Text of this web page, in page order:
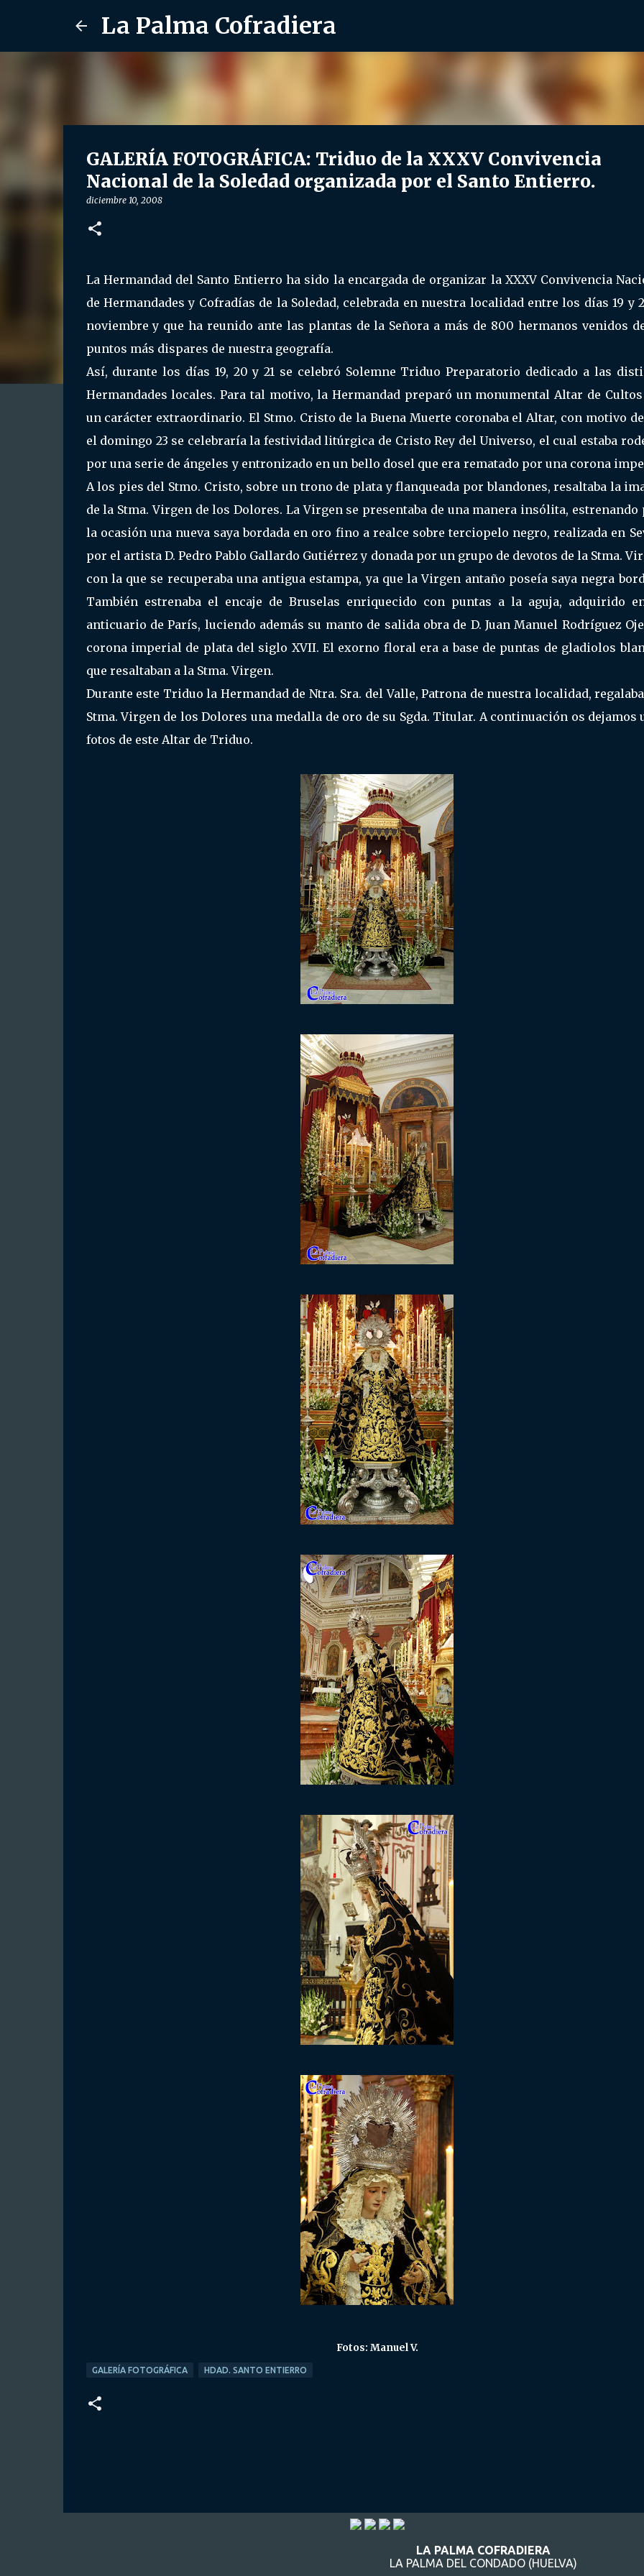
La Palma Cofradiera
GALERÍA FOTOGRÁFICA: Triduo de la XXXV Convivencia
Nacional de la Soledad organizada por el Santo Entierro.
diciembre 10, 2008
La Hermandad del Santo Entierro ha sido la encargada de organizar la XXXV Convivencia
de Hermandades y Cofradías de la Soledad, celebrada en nuestra localidad entre los días 19 y
noviembre y que ha reunido ante las plantas de la Señora a más de 800 hermanos venidos
puntos más dispares de nuestra geografía.
Así, durante los días 19, 20 y 21 se celebró Solemne Triduo Preparatorio dedicado a las
Hermandades locales. Para tal motivo, la Hermandad preparó un monumental Altar de
un carácter extraordinario. El Stmo. Cristo de la Buena Muerte coronaba el Altar, con motivo
el domingo 23 se celebraría la festividad litúrgica de Cristo Rey del Universo, el cual estaba
por una serie de ángeles y entronizado en un bello dosel que era rematado por una corona
A los pies del Stmo. Cristo, sobre un trono de plata y flanqueada por blandones, resaltaba la
de la Stma. Virgen de los Dolores. La Virgen se presentaba de una manera insólita, estrenando
la ocasión una nueva saya bordada en oro fino a realce sobre terciopelo negro, realizada en
por el artista D. Pedro Pablo Gallardo Gutiérrez y donada por un grupo de devotos de la Stma.
con la que se recuperaba una antigua estampa, ya que la Virgen antaño poseía saya negra
También estrenaba el encaje de Bruselas enriquecido con puntas a la aguja, adquirido
anticuario de París, luciendo además su manto de salida obra de D. Juan Manuel Rodríguez
corona imperial de plata del siglo XVII. El exorno floral era a base de puntas de gladiolos
que resaltaban a la Stma. Virgen.
Durante este Triduo la Hermandad de Ntra. Sra. del Valle, Patrona de nuestra localidad,
Stma. Virgen de los Dolores una medalla de oro de su Sgda. Titular. A continuación os dejamos
fotos de este Altar de Triduo.
Fotos: Manuel V.
GALERÍA FOTOGRÁFICA HDAD. SANTO ENTIERRO
LA PALMA COFRADIERA
LA PALMA DEL CONDADO (HUELVA)